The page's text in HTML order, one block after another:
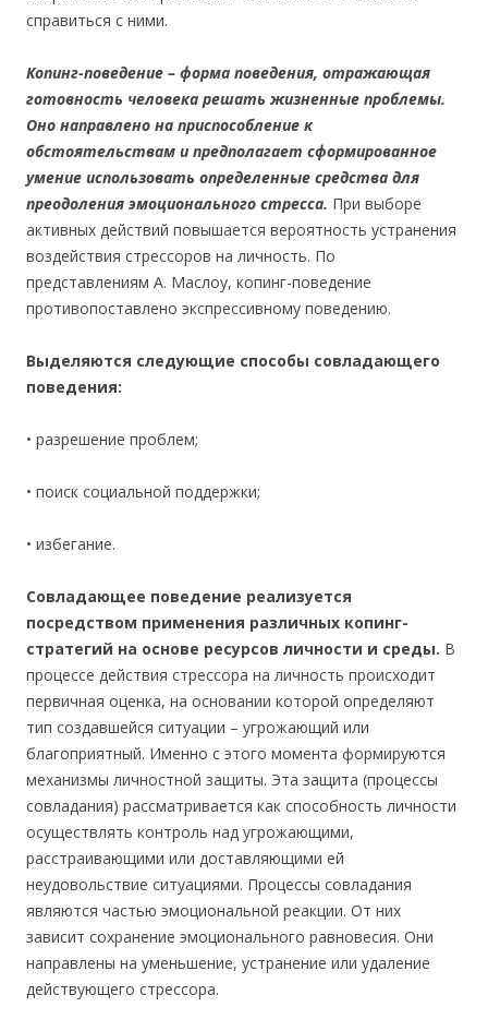
справиться с ними.
Копинг-поведение – форма поведения, отражающая
готовность человека решать жизненные проблемы.
Оно направлено на приспособление к
обстоятельствам и предполагает сформированное
умение использовать определенные средства для
преодоления эмоционального стресса. При выборе
активных действий повышается вероятность устранения
воздействия стрессоров на личность. По
представлениям А. Маслоу, копинг-поведение
противопоставлено экспрессивному поведению.
Выделяются следующие способы совладающего
поведения:
• разрешение проблем;
• поиск социальной поддержки;
• избегание.
Совладающее поведение реализуется
посредством применения различных копинг-
стратегий на основе ресурсов личности и среды. В
процессе действия стрессора на личность происходит
первичная оценка, на основании которой определяют
тип создавшейся ситуации – угрожающий или
благоприятный. Именно с этого момента формируются
механизмы личностной защиты. Эта защита (процессы
совладания) рассматривается как способность личности
осуществлять контроль над угрожающими,
расстраивающими или доставляющими ей
неудовольствие ситуациями. Процессы совладания
являются частью эмоциональной реакции. От них
зависит сохранение эмоционального равновесия. Они
направлены на уменьшение, устранение или удаление
действующего стрессора.